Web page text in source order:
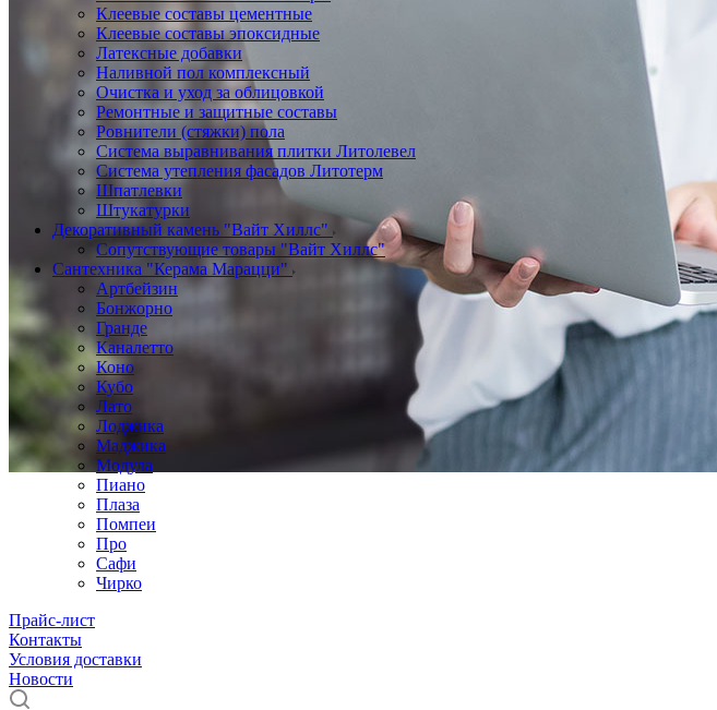
Клеевые составы цементные
Клеевые составы эпоксидные
Латексные добавки
Наливной пол комплексный
Очистка и уход за облицовкой
Ремонтные и защитные составы
Ровнители (стяжки) пола
Система выравнивания плитки Литолевел
Система утепления фасадов Литотерм
Шпатлевки
Штукатурки
Декоративный камень "Вайт Хиллс"
Сопутствующие товары "Вайт Хиллс"
Сантехника "Керама Марацци"
Артбейзин
Бонжорно
Гранде
Каналетто
Коно
Кубо
Лато
Лоджика
Маджика
Модула
Пиано
Плаза
Помпеи
Про
Сафи
Чирко
Прайс-лист
Контакты
Условия доставки
Новости